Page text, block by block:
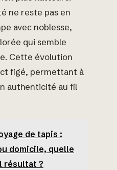
ne reste pas en
avec noblesse,
qui semble
Cette évolution
figé, permettant à
authenticité au fil
de tapis :
domicile, quelle
résultat ?